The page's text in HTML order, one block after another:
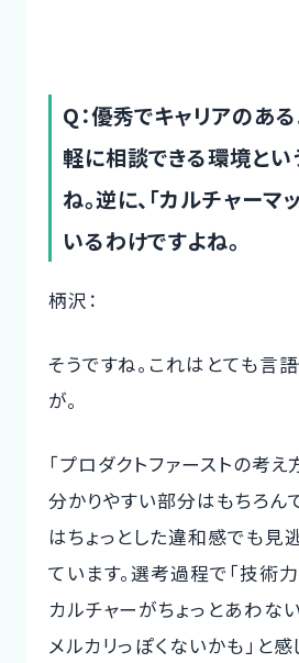
Q：優秀でキャリアのあ
軽に相談できる環境と
ね。逆に、「カルチャーマ
いるわけですよね。
柄沢：
そうですね。これはとても言
が。
「プロダクトファーストの考え
分かりやすい部分はもちろん
はちょっとした違和感でも見
ています。選考過程で「技術
カルチャーがちょっとあわな
メルカリっぽくないかも」と